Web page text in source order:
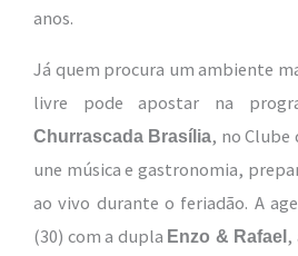
anos.
Já quem procura um ambiente
livre pode apostar na
Churrascada Brasília, no Clube
une música e gastronomia,
ao vivo durante o feriadão. A
(30) com a dupla Enzo & Rafael,